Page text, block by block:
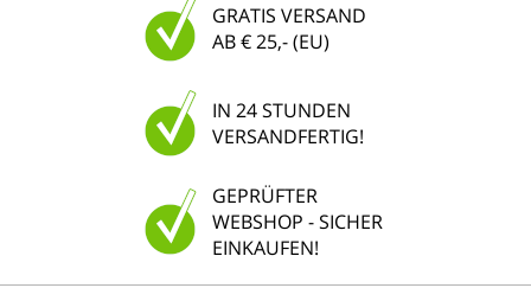
GRATIS VERSAND
AB € 25,- (EU)
IN 24 STUNDEN
VERSANDFERTIG!
GEPRÜFTER
WEBSHOP - SICHER
EINKAUFEN!